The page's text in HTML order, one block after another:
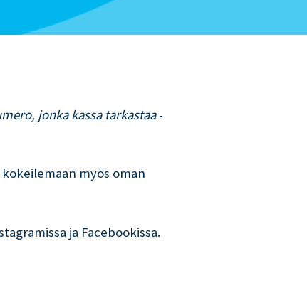
jonka kassa tarkastaa-
myös oman
ja Facebookissa.